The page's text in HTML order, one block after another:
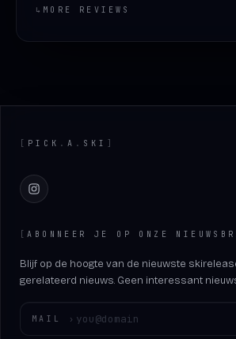
↳ MORE REVIEWS
[ PICK . A . SKI ]
Instagram
[ABONNEER JE OP ONZE
Blijf op de hoogte van de nieuwste
gerelateerd nieuws. Geen interessant
MAIL ›